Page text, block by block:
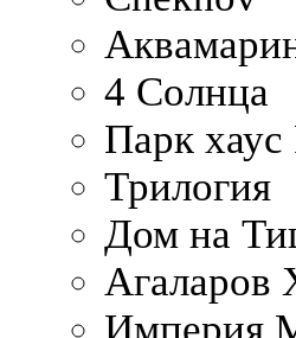
4 Солнца
Парк хаус
Трилогия
Дом на
Агаларов